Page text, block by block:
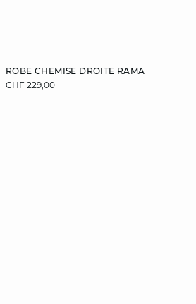
ROBE CHEMISE DROITE RAMA
CHF 229,00